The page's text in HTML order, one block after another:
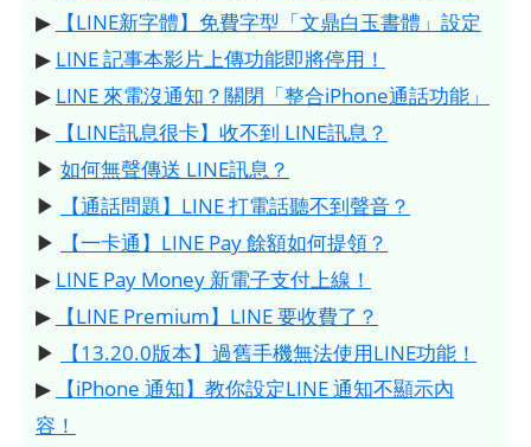
▶
【LINE新字體】免費字型「文鼎白玉書體」設定
▶ LINE 記事本影片上傳功能即將停用！
▶ LINE 來電沒通知？關閉「整合iPhone通話功能」
▶
【LINE訊息很卡】收不到 LINE訊息？
▶ 如何無聲傳送 LINE訊息？
▶
【通話問題】LINE 打電話聽不到聲音？
▶
【一卡通】LINE Pay 餘額如何提領？
▶ LINE Pay Money 新電子支付上線！
▶
【LINE Premium】LINE 要收費了？
▶
【13.20.0版本】過舊手機無法使用LINE功能！
▶
【iPhone 通知】教你設定LINE 通知不顯示內
容！